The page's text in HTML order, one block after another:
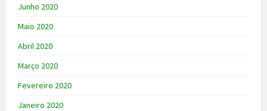
Junho 2020
Maio 2020
Abril 2020
Março 2020
Fevereiro 2020
Janeiro 2020